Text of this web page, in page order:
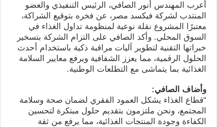
أعرب المهندس أنور الصافي، الرئيس التنفيذي والعضو
المنتدب لشركة فيكسد مصر، عن فخره بتوقيع الشراكة،
معتبرًا المشروع نقلة نوعية لمنظومة تداول الغذاء في
السوق المحلي. وأكد الصافي على التزام الشركة بتسخير
خبراتها التقنية لتطوير آليات مراقبة ذكية باستخدام أحدث
الحلول الرقمية، مما يعزز الشفافية ويرفع معايير السلامة
الغذائية بما يتماشى مع التطلعات الوطنية.
وأضاف الصافي:
“قطاع الغذاء يشكل العمود الفقري لضمان صحة وسلامة
المجتمع، ونحن ملتزمون بتقديم حلول مبتكرة لتحسين
الكفاءة وجودة المنتجات الغذائية، مما يرفع من ثقة